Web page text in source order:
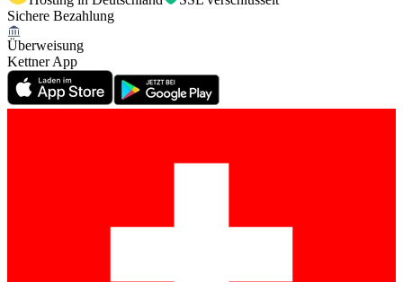
Sichere Bezahlung
Überweisung
Kettner App